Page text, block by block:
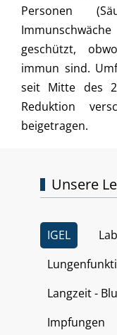
Personen
geschützt,
immun sind.
seit Mitte des
Reduktion
beigetragen.
Unsere
IGEL
Langzeit -
Impfungen